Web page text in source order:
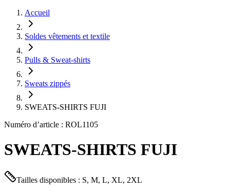
Accueil
Soldes vêtements et textile
Pulls & Sweat-shirts
Sweats zippés
SWEATS-SHIRTS FUJI
Numéro d’article : ROL1105
SWEATS-SHIRTS FUJI
Tailles disponibles : S, M, L, XL, 2XL